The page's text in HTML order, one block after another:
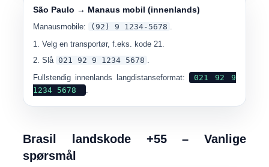
São Paulo → Manaus mobil (innenlands)
Manausmobile: (92) 9 1234-5678 .
Velg en transportør, f.eks. kode21.
Slå 021 92 9 1234 5678 .
Fullstendig innenlands langdistanseformat:
021 92 9
1234 5678
.
Brasil landskode +55 – Vanlige
spørsmål